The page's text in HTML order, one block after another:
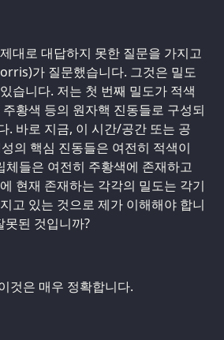
대로 대답하지 못한 질문을 가지고
가 질문했습니다. 그것은 밀도
습니다. 저는 첫 번째 밀도가 적색
황색 등의 원자핵 진동들로 구성되
. 바로 지금, 이 시간/공간 또는 공
의 핵심 진동들은 여전히 적색이
체들은 여전히 주황색에 존재하고
현재 존재하는 각각의 밀도는 각기
고 있는 것으로 제가 이해해야 합니
못된 것입니까?
것은 매우 정확합니다.